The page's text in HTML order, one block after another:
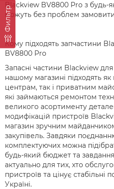
Фильтр
Blackview BV8800 Pro з будь-
можуть без проблем замовити
Кому підходять запчастини
BV8800 Pro
Запасні частини Blackview
нашому магазині підходять
центрам, так і приватним
які займаються ремонтом
великого асортименту
модифікацій пристроїв
магазин зручним
закупівель. Завдяки
комплектуючих можна
будь-який бюджет та
актуально для тих, хто
пристроїв та цінує стабільні
Україні.